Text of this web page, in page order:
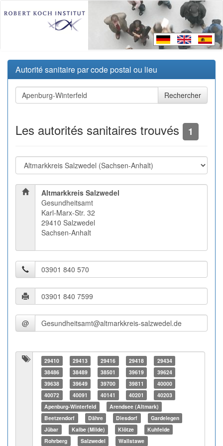
Autorité sanitaire par code postal ou lieu
Les autorités sanitaires trouvés 1
Altmarkkreis Salzwedel
Gesundheitsamt
Karl-Marx-Str. 32
29410 Salzwedel
Sachsen-Anhalt
@
29410 29413 29416 29418
29434
38486
38489 38501 39619
39624
39638
39649 39700 39811
40000
40072
40091 40141 40201
40203
Apenburg-Winterfeld
Arendsee (Altmark)
Beetzendorf
Dähre Diesdorf
Gardelegen
Jübar
Kalbe (Milde) Klötze
Kuhfelde
Rohrberg
Salzwedel Wallstawe